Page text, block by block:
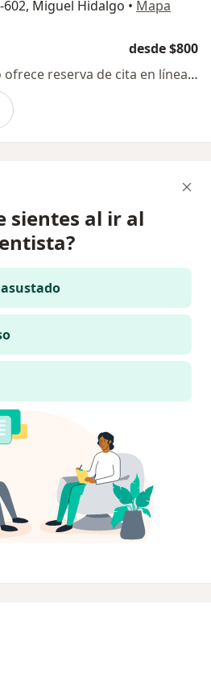
602, Miguel Hidalgo • Mapa
desde $800
Este especialista no ofrece reserva de cita en línea en esta dirección.
sientes al ir al